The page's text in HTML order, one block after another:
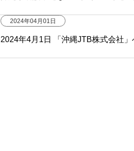
2024年04月01日
2024年4月1日 「沖縄JTB株式会社」